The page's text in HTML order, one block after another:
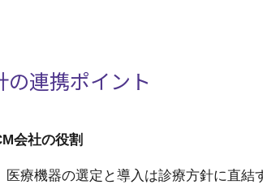
連携ポイント
会社の役割
療機器の選定と導入は診療方針に直結